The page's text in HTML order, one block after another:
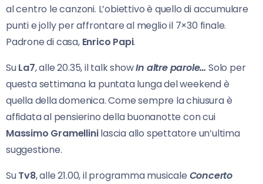
al centro le canzoni. L’obiettivo è quello di accumulare
punti e jolly per affrontare al meglio il 7×30 finale.
Padrone di casa, Enrico Papi.
SuLa7, alle 20.35, il talk showIn altre parole… Solo per
questa settimana la puntata lunga del weekend è
quella della domenica. Come sempre la chiusura è
affidata al pensierino della buonanotte con cui
Massimo Gramellinilascia allo spettatore un’ultima
suggestione.
SuTv8, alle 21.00, il programma musicale Concerto